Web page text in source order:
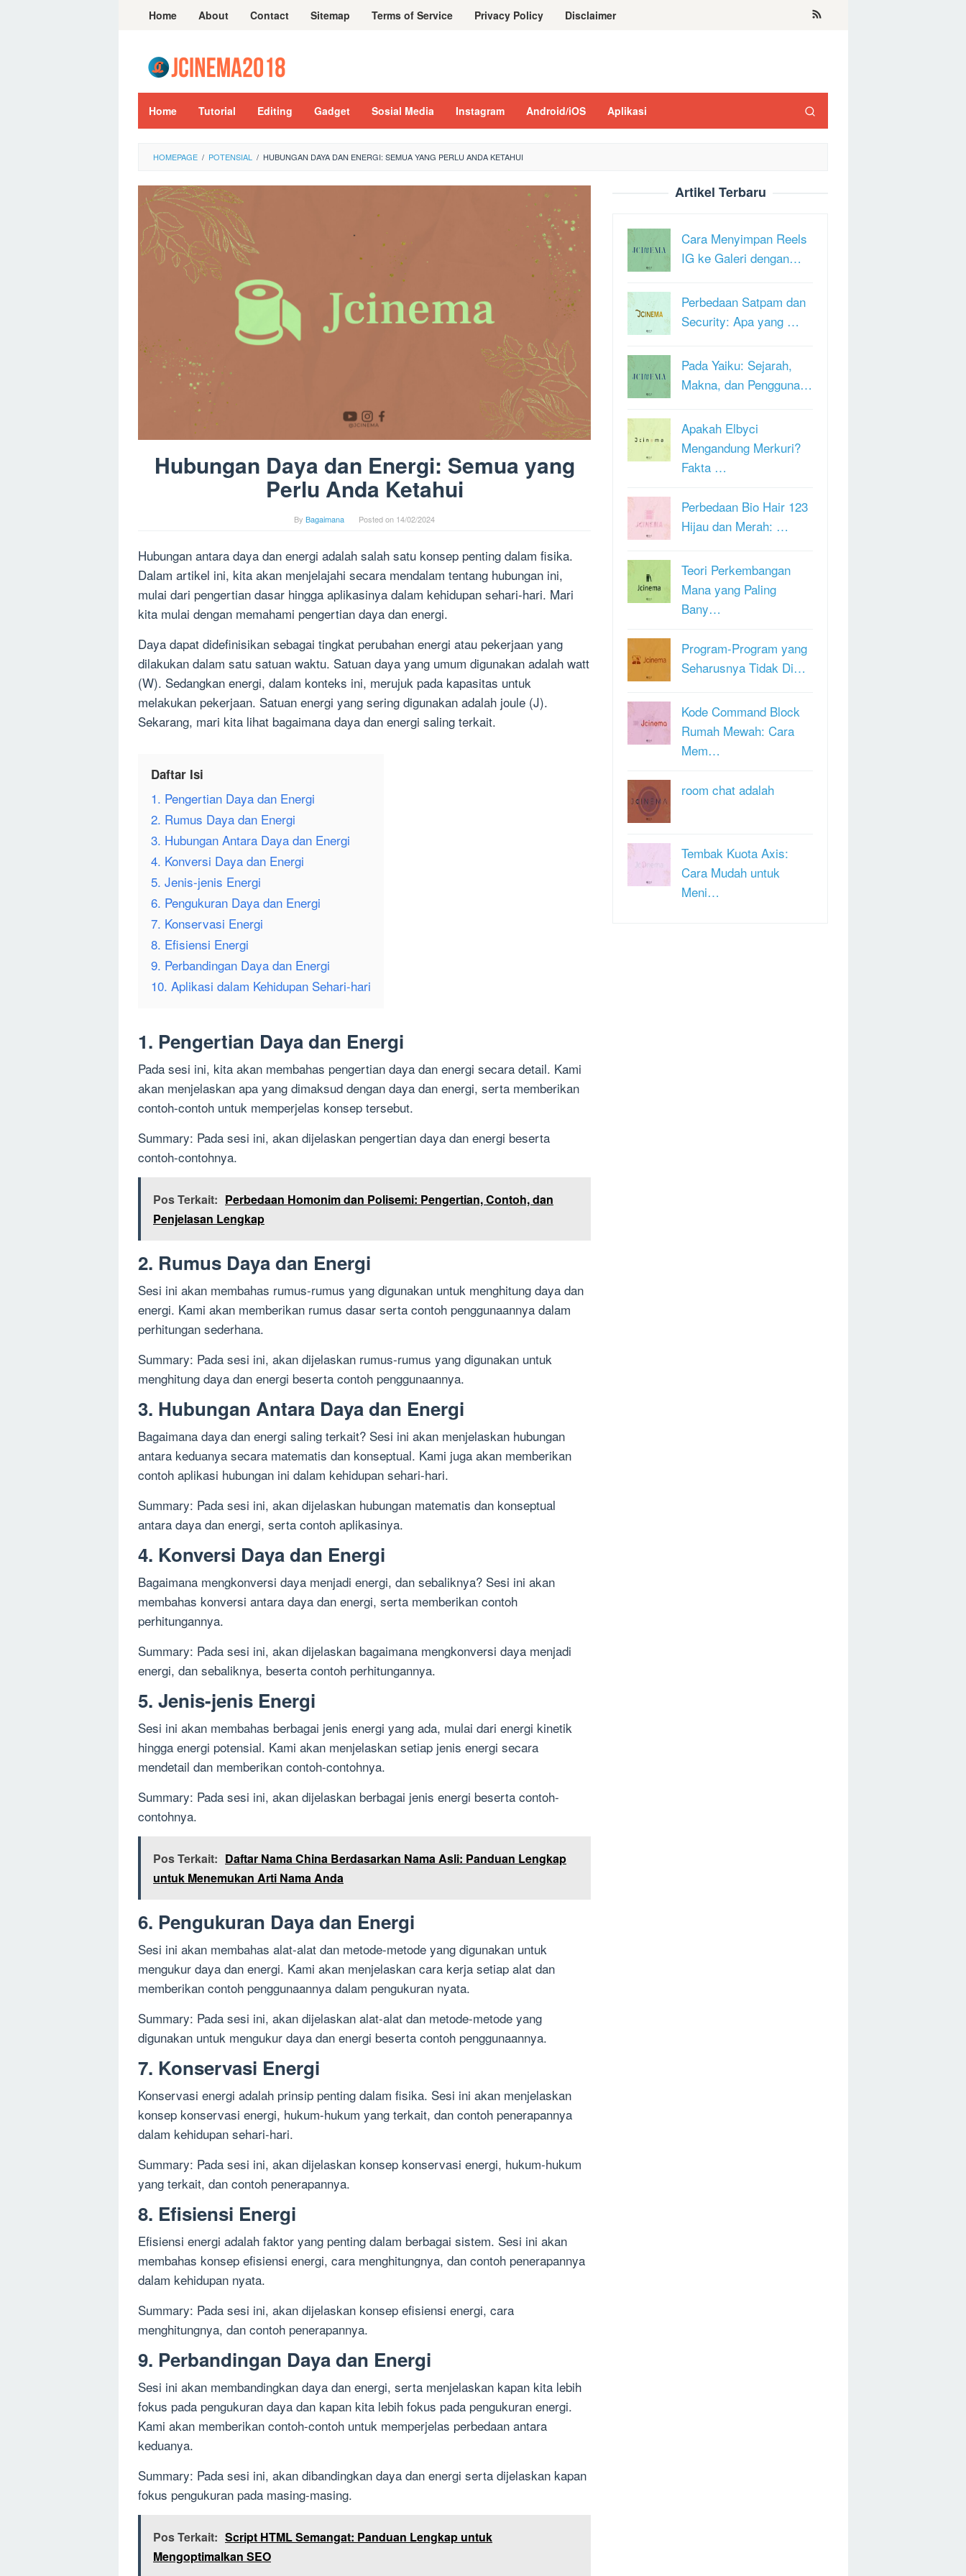
Home About Contact Sitemap Terms of Service Privacy Policy Disclaimer
Home Tutorial Editing Gadget Sosial Media Instagram Android/iOS Aplikasi
HOMEPAGE / POTENSIAL / HUBUNGAN DAYA DAN ENERGI: SEMUA YANG PERLU ANDA KETAHUI
Hubungan Daya dan Energi: Semua yang
Perlu Anda Ketahui
By Bagaimana Posted on 14/02/2024
Hubungan antara daya dan energi adalah salah satu konsep penting dalam fisika.
Dalam artikel ini, kita akan menjelajahi secara mendalam tentang hubungan ini,
mulai dari pengertian dasar hingga aplikasinya dalam kehidupan sehari-hari. Mari
kita mulai dengan memahami pengertian daya dan energi.
Daya dapat didefinisikan sebagai tingkat perubahan energi atau pekerjaan yang
dilakukan dalam satu satuan waktu. Satuan daya yang umum digunakan adalah watt
(W). Sedangkan energi, dalam konteks ini, merujuk pada kapasitas untuk
melakukan pekerjaan. Satuan energi yang sering digunakan adalah joule (J).
Sekarang, mari kita lihat bagaimana daya dan energi saling terkait.
Daftar Isi
1. Pengertian Daya dan Energi
2. Rumus Daya dan Energi
3. Hubungan Antara Daya dan Energi
4. Konversi Daya dan Energi
5. Jenis-jenis Energi
6. Pengukuran Daya dan Energi
7. Konservasi Energi
8. Efisiensi Energi
9. Perbandingan Daya dan Energi
10. Aplikasi dalam Kehidupan Sehari-hari
1. Pengertian Daya dan Energi
Pada sesi ini, kita akan membahas pengertian daya dan energi secara detail. Kami
akan menjelaskan apa yang dimaksud dengan daya dan energi, serta memberikan
contoh-contoh untuk memperjelas konsep tersebut.
Summary: Pada sesi ini, akan dijelaskan pengertian daya dan energi beserta
contoh-contohnya.
Pos Terkait: Perbedaan Homonim dan Polisemi: Pengertian, Contoh, dan
Penjelasan Lengkap
2. Rumus Daya dan Energi
Sesi ini akan membahas rumus-rumus yang digunakan untuk menghitung daya dan
energi. Kami akan memberikan rumus dasar serta contoh penggunaannya dalam
perhitungan sederhana.
Summary: Pada sesi ini, akan dijelaskan rumus-rumus yang digunakan untuk
menghitung daya dan energi beserta contoh penggunaannya.
3. Hubungan Antara Daya dan Energi
Bagaimana daya dan energi saling terkait? Sesi ini akan menjelaskan hubungan
antara keduanya secara matematis dan konseptual. Kami juga akan memberikan
contoh aplikasi hubungan ini dalam kehidupan sehari-hari.
Summary: Pada sesi ini, akan dijelaskan hubungan matematis dan konseptual
antara daya dan energi, serta contoh aplikasinya.
4. Konversi Daya dan Energi
Bagaimana mengkonversi daya menjadi energi, dan sebaliknya? Sesi ini akan
membahas konversi antara daya dan energi, serta memberikan contoh
perhitungannya.
Summary: Pada sesi ini, akan dijelaskan bagaimana mengkonversi daya menjadi
energi, dan sebaliknya, beserta contoh perhitungannya.
5. Jenis-jenis Energi
Sesi ini akan membahas berbagai jenis energi yang ada, mulai dari energi kinetik
hingga energi potensial. Kami akan menjelaskan setiap jenis energi secara
mendetail dan memberikan contoh-contohnya.
Summary: Pada sesi ini, akan dijelaskan berbagai jenis energi beserta contoh-
contohnya.
Pos Terkait: Daftar Nama China Berdasarkan Nama Asli: Panduan Lengkap
untuk Menemukan Arti Nama Anda
6. Pengukuran Daya dan Energi
Sesi ini akan membahas alat-alat dan metode-metode yang digunakan untuk
mengukur daya dan energi. Kami akan menjelaskan cara kerja setiap alat dan
memberikan contoh penggunaannya dalam pengukuran nyata.
Summary: Pada sesi ini, akan dijelaskan alat-alat dan metode-metode yang
digunakan untuk mengukur daya dan energi beserta contoh penggunaannya.
7. Konservasi Energi
Konservasi energi adalah prinsip penting dalam fisika. Sesi ini akan menjelaskan
konsep konservasi energi, hukum-hukum yang terkait, dan contoh penerapannya
dalam kehidupan sehari-hari.
Summary: Pada sesi ini, akan dijelaskan konsep konservasi energi, hukum-hukum
yang terkait, dan contoh penerapannya.
8. Efisiensi Energi
Efisiensi energi adalah faktor yang penting dalam berbagai sistem. Sesi ini akan
membahas konsep efisiensi energi, cara menghitungnya, dan contoh penerapannya
dalam kehidupan nyata.
Summary: Pada sesi ini, akan dijelaskan konsep efisiensi energi, cara
menghitungnya, dan contoh penerapannya.
9. Perbandingan Daya dan Energi
Sesi ini akan membandingkan daya dan energi, serta menjelaskan kapan kita lebih
fokus pada pengukuran daya dan kapan kita lebih fokus pada pengukuran energi.
Kami akan memberikan contoh-contoh untuk memperjelas perbedaan antara
keduanya.
Summary: Pada sesi ini, akan dibandingkan daya dan energi serta dijelaskan kapan
fokus pengukuran pada masing-masing.
Pos Terkait: Script HTML Semangat: Panduan Lengkap untuk
Mengoptimalkan SEO
Artikel Terbaru
Cara Menyimpan Reels
IG ke Galeri dengan…
Perbedaan Satpam dan
Security: Apa yang …
Pada Yaiku: Sejarah,
Makna, dan Pengguna…
Apakah Elbyci
Mengandung Merkuri?
Fakta …
Perbedaan Bio Hair 123
Hijau dan Merah: …
Teori Perkembangan
Mana yang Paling
Bany…
Program-Program yang
Seharusnya Tidak Di…
Kode Command Block
Rumah Mewah: Cara
Mem…
room chat adalah
Tembak Kuota Axis:
Cara Mudah untuk
Meni…